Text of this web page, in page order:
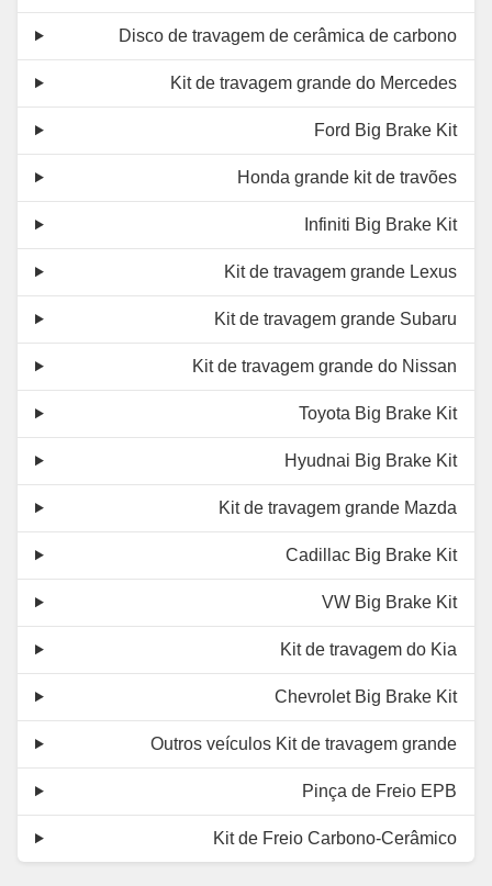
Disco de travagem de cerâmica de carbono
Kit de travagem grande do Mercedes
Ford Big Brake Kit
Honda grande kit de travões
Infiniti Big Brake Kit
Kit de travagem grande Lexus
Kit de travagem grande Subaru
Kit de travagem grande do Nissan
Toyota Big Brake Kit
Hyudnai Big Brake Kit
Kit de travagem grande Mazda
Cadillac Big Brake Kit
VW Big Brake Kit
Kit de travagem do Kia
Chevrolet Big Brake Kit
Outros veículos Kit de travagem grande
Pinça de Freio EPB
Kit de Freio Carbono-Cerâmico